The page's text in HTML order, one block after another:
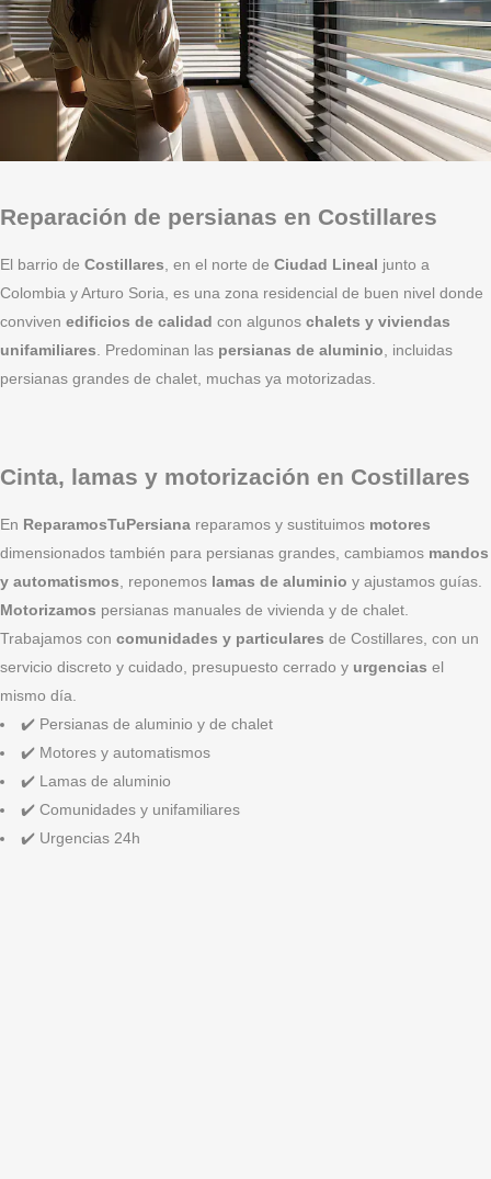
Reparación de persianas en Costillares
El barrio de Costillares , en el norte de Ciudad Lineal junto a
Colombia y Arturo Soria, es una zona residencial de buen nivel donde
conviven edificios de calidad con algunos chalets y viviendas
unifamiliares . Predominan las persianas de aluminio , incluidas
persianas grandes de chalet, muchas ya motorizadas.
Cinta, lamas y motorización en Costillares
En ReparamosTuPersiana reparamos y sustituimos motores
dimensionados también para persianas grandes, cambiamos mandos
y automatismos , reponemos lamas de aluminio y ajustamos guías.
Motorizamos persianas manuales de vivienda y de chalet.
Trabajamos con comunidades y particulares de Costillares, con un
servicio discreto y cuidado, presupuesto cerrado y urgencias el
mismo día.
✔️ Persianas de aluminio y de chalet
✔️ Motores y automatismos
✔️ Lamas de aluminio
✔️ Comunidades y unifamiliares
✔️ Urgencias 24h